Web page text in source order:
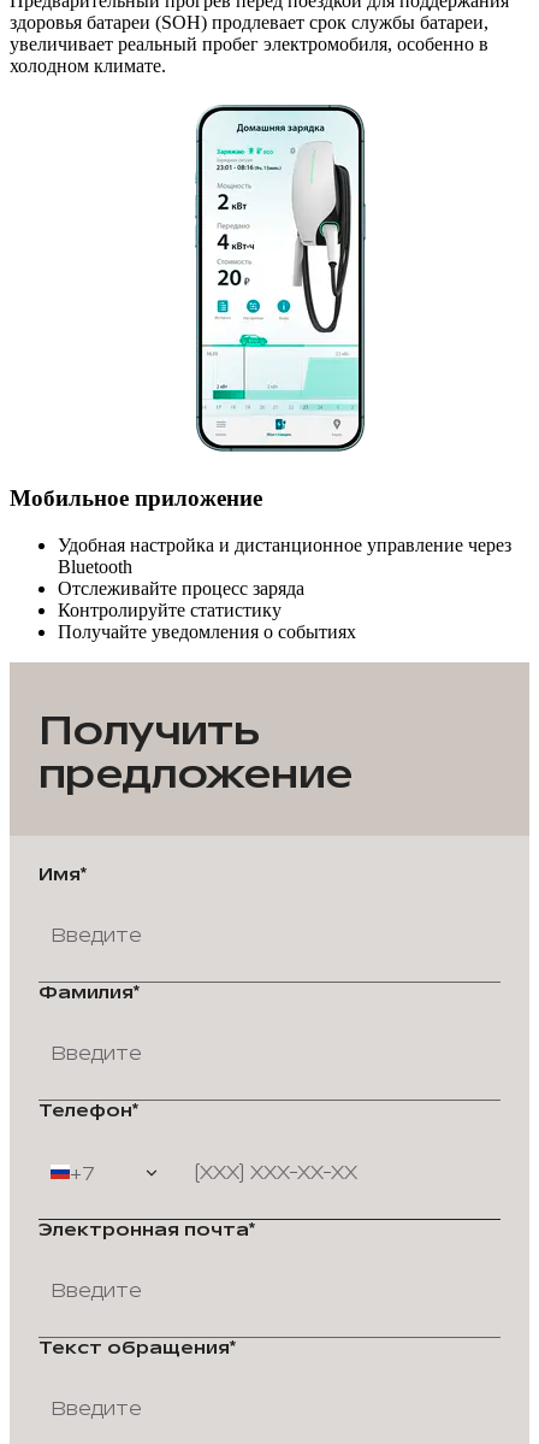
здоровья батареи (SOH) продлевает срок службы батареи,
увеличивает реальный пробег электромобиля, особенно в
холодном климате.
Мобильное приложение
Удобная настройка и дистанционное управление через
Bluetooth
Отслеживайте процесс заряда
Контролируйте статистику
Получайте уведомления о событиях
Получить
предложение
Имя*
Фамилия*
Телефон*
+7
Электронная почта*
Текст обращения*